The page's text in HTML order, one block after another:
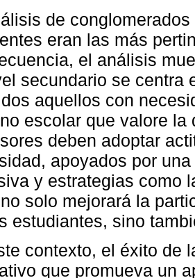
de
eran las más
el análisis
secundario se centra
aquellos con
escolar que valore
deben adoptar
apoyados por
y estrategias como
solo mejorará la
estudiantes, sino
contexto, el éxito de
que promueva un